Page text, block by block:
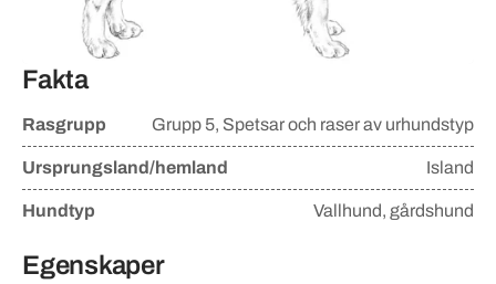
Fakta
Rasgrupp Grupp 5, Spetsar och raser av urhundstyp
Ursprungsland/hemland Island
Hundtyp Vallhund, gårdshund
Egenskaper